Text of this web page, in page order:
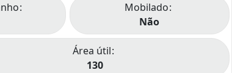
Mobilado
Não
Área útil
130